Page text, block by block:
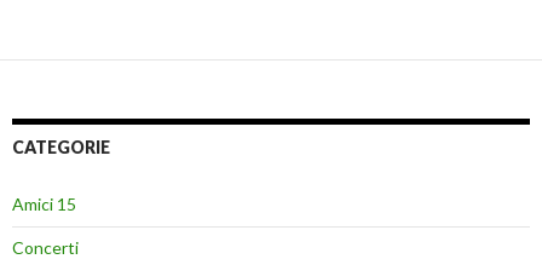
CATEGORIE
Amici 15
Concerti